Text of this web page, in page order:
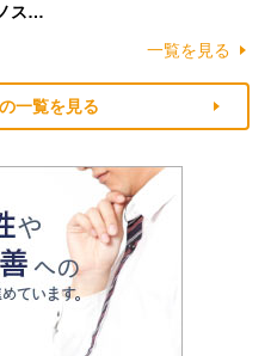
ス…
一覧を見る
一覧を見る